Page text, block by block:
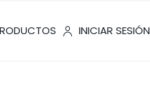
INICIAR SESIÓN